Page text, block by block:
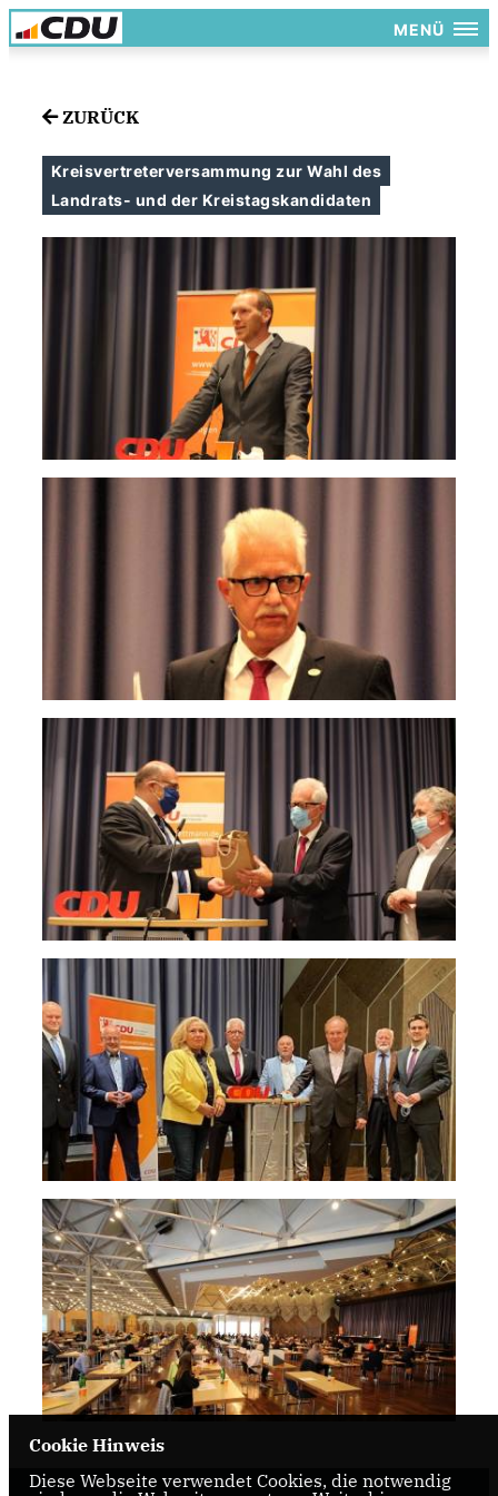
MENÜ
ZURÜCK
Kreisvertreterversammung zur Wahl des
Landrats- und der Kreistagskandidaten
Cookie Hinweis
Diese Webseite verwendet Cookies, die notwendig